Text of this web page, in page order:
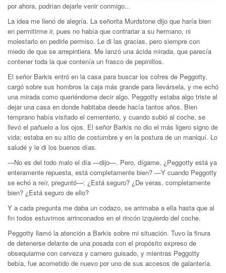
por ahora, podrían dejarle venir conmigo...
La idea me llenó de alegría. La señorita Murdstone dijo que haría bien
en permitirme ir, pues no había que contrariar a su hermano, ni
molestarlo en pedirle permiso. Le di las gracias, pero siempre con
miedo de que se arrepintiera. Me lanzó una ácida mirada, que parecía
contener toda la que contenía un frasco de pepinillos.
El señor Barkis entró en la casa para buscar los cofres de Peggotty,
cargó sobre sus hombros la caja más grande para llevársela, y me echó
una mirada como queriéndome decir algo. Peggotty estaba algo triste al
dejar una casa en donde habitaba desde hacía tantos años. Bien
temprano había visitado el cementerio, y cuando subió al coche, se
llevó el pañuelo a los ojos. El señor Barkis no dio el más ligero signo de
vida; estaba en su sitio de costumbre y en la postura de un maniquí. Lo
saludé y le di los buenos días.
—No es del todo malo el día —dijo—. Pero, dígame, ¿Peggotty está ya
enteramente repuesta, está completamente bien? —Y cuando Peggotty
se echó a reír, preguntó—: ¿Está seguro? ¿De veras, completamente
bien? ¿Está seguro de ello?
Y a cada pregunta me daba un codazo, se arrimaba a ella hasta que al
fin todos estuvimos arrinconados en el rincón izquierdo del coche.
Peggotty llamó la atención a Barkis sobre mi situación. Tuvo la finura
de detenerse delante de una posada con el propósito expreso de
obsequiarme con cerveza y carnero guisado, y mientras Peggotty
bebía, fue acometido de nuevo por uno de sus accesos de galantería.